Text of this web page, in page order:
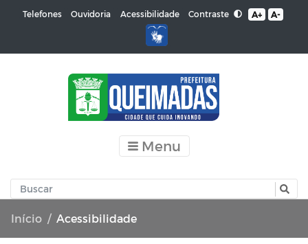
Telefones Ouvidoria Acessibilidade Contraste A+ A-
Menu
Início Acessibilidade